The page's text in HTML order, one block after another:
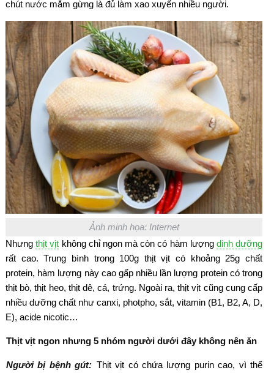
chút nước mắm gừng là đủ làm xao xuyến nhiều người.
Ảnh minh họa: Internet
Nhưngthịt vịt không chỉ ngon mà còn có hàm lượng dinh dưỡng
rất cao. Trung bình trong 100g thịt vịt có khoảng 25g chất
protein, hàm lượng này cao gấp nhiều lần lượng protein có trong
thịt bò, thịt heo, thịt dê, cá, trứng. Ngoài ra, thịt vịt cũng cung cấp
nhiều dưỡng chất như canxi, photpho, sắt, vitamin (B1, B2, A, D,
E), acide nicotic…
Thịt vịt ngon nhưng 5 nhóm người dưới đây không nên ăn
Người bị bệnh gút: Thịt vịt có chứa lượng purin cao, vì thế